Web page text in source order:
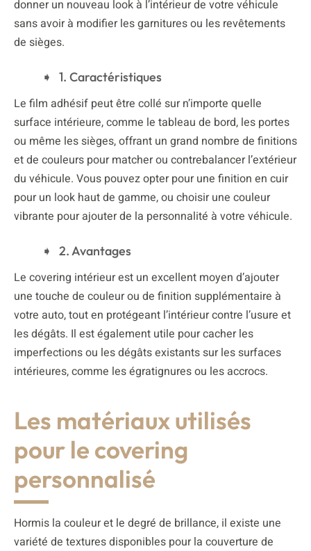
donner un nouveau look à l’intérieur de votre véhicule
sans avoir à modifier les garnitures ou les revêtements
de sièges.
1. Caractéristiques
Le film adhésif peut être collé sur n’importe quelle
surface intérieure, comme le tableau de bord, les portes
ou même les sièges, offrant un grand nombre de finitions
et de couleurs pour matcher ou contrebalancer l’extérieur
du véhicule. Vous pouvez opter pour une finition en cuir
pour un look haut de gamme, ou choisir une couleur
vibrante pour ajouter de la personnalité à votre véhicule.
2. Avantages
Le covering intérieur est un excellent moyen d’ajouter
une touche de couleur ou de finition supplémentaire à
votre auto, tout en protégeant l’intérieur contre l’usure et
les dégâts. Il est également utile pour cacher les
imperfections ou les dégâts existants sur les surfaces
intérieures, comme les égratignures ou les accrocs.
Les matériaux utilisés
pour le covering
personnalisé
Hormis la couleur et le degré de brillance, il existe une
variété de textures disponibles pour la couverture de